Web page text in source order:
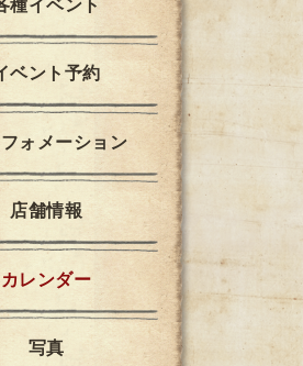
種イベント
ベント予約
ォメーション
店舗情報
カレンダー
写真